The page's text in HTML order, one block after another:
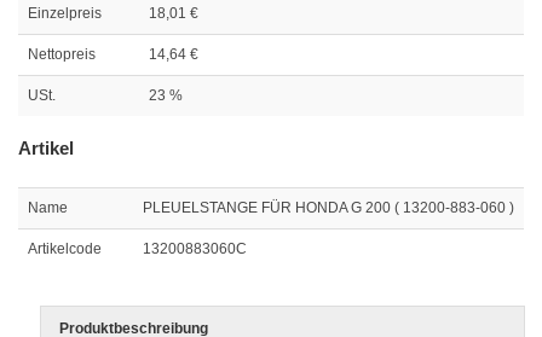
Einzelpreis 18,01 €
Nettopreis 14,64 €
USt. 23 %
Artikel
Name PLEUELSTANGE FÜR HONDA G 200 ( 13200-883-060 )
Artikelcode 13200883060C
Produktbeschreibung